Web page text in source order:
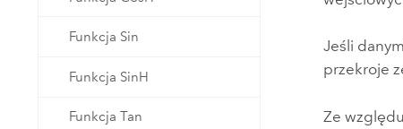
Funkcja Sin
Funkcja SinH
Funkcja Tan
Jeśli
przekroje
Ze